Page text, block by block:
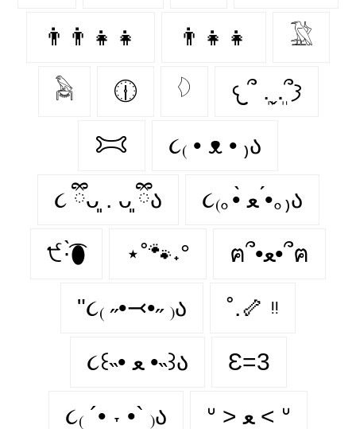
👨‍👨‍👧‍👧 👨‍👧‍👧 𓅁
𓅉 🕧 𓆠 𐔌՞ ܸ.ˬ.ܸ՞𐦯
𐂯 ૮₍ • ᴥ • ₎ა
૮ ྀིᴗ͈ . ᴗ͈ ྀིა ૮₍｡•̀ ﻌ •́｡₎ა
੯·̀͡⬮ ⋆˚🐾˖° ฅ՞•ﻌ•՞ฅ
"૮₍ ˶•⤙•˶ ₎ა ˚.🦴 ᵎᵎ
૮꒰˵• ﻌ •˵꒱ა Ɛ=3
૮₍ ´• ˕ •` ₎ა ᐡ > ﻌ < ᐡ